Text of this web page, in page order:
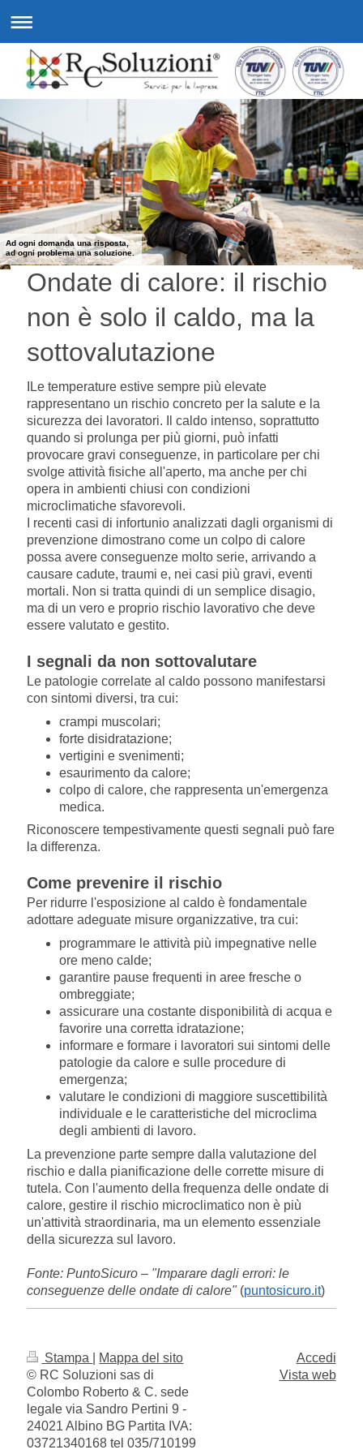
Ad ogni domanda una risposta,
ad ogni problema una soluzione.
Ondate di calore: il rischio
non è solo il caldo, ma la
sottovalutazione
Le temperature estive sempre più elevate
rappresentano un rischio concreto per la salute e la
sicurezza dei lavoratori. Il caldo intenso, soprattutto
quando si prolunga per più giorni, può infatti
provocare gravi conseguenze, in particolare per chi
svolge attività fisiche all'aperto, ma anche per chi
opera in ambienti chiusi con condizioni
microclimatiche sfavorevoli.
I recenti casi di infortunio analizzati dagli organismi di
prevenzione dimostrano come un colpo di calore
possa avere conseguenze molto serie, arrivando a
causare cadute, traumi e, nei casi più gravi, eventi
mortali. Non si tratta quindi di un semplice disagio,
ma di un vero e proprio rischio lavorativo che deve
essere valutato e gestito.
I segnali da non sottovalutare
Le patologie correlate al caldo possono manifestarsi
con sintomi diversi, tra cui:
crampi muscolari;
forte disidratazione;
vertigini e svenimenti;
esaurimento da calore;
colpo di calore, che rappresenta un'emergenza
medica.
Riconoscere tempestivamente questi segnali può fare
la differenza.
Come prevenire il rischio
Per ridurre l'esposizione al caldo è fondamentale
adottare adeguate misure organizzative, tra cui:
programmare le attività più impegnative nelle
ore meno calde;
garantire pause frequenti in aree fresche o
ombreggiate;
assicurare una costante disponibilità di acqua e
favorire una corretta idratazione;
informare e formare i lavoratori sui sintomi delle
patologie da calore e sulle procedure di
emergenza;
valutare le condizioni di maggiore suscettibilità
individuale e le caratteristiche del microclima
degli ambienti di lavoro.
La prevenzione parte sempre dalla valutazione del
rischio e dalla pianificazione delle corrette misure di
tutela. Con l'aumento della frequenza delle ondate di
calore, gestire il rischio microclimatico non è più
un'attività straordinaria, ma un elemento essenziale
della sicurezza sul lavoro.
Fonte: PuntoSicuro – "Imparare dagli errori: le
conseguenze delle ondate di calore"(puntosicuro.it)
Stampa
Mappa del sito
© RC Soluzioni sas di
Colombo Roberto & C. sede
legale via Sandro Pertini 9 -
24021 Albino BG Partita IVA:
03721340168 tel 035/710199
Accedi
Vista web